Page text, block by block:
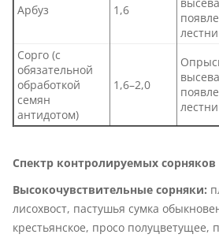
Арбуз 1,6
Сорго (с
обязательной
обработкой
семян
антидотом)
1,6–2,0
Спектр контролируемых сорняков
Высокочувствительные сорняки:
лисохвост, пастушья сумка
крестьянское, просо полуцветущее,